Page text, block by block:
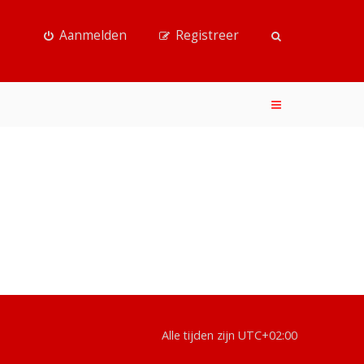
Aanmelden Registreer
Alle tijden zijn UTC+02:00